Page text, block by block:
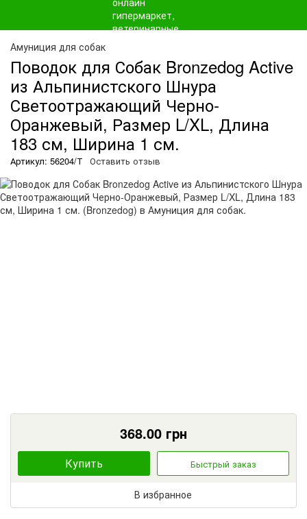
Амуниция для собак
Поводок для Собак Bronzedog Active
из Альпинистского Шнура
Светоотражающий Черно-
Оранжевый, Размер L/XL, Длина
183 см, Ширина 1 см.
Артикул: 56204/Т Оставить отзыв
368.00 грн
Купить Быстрый заказ
В избранное